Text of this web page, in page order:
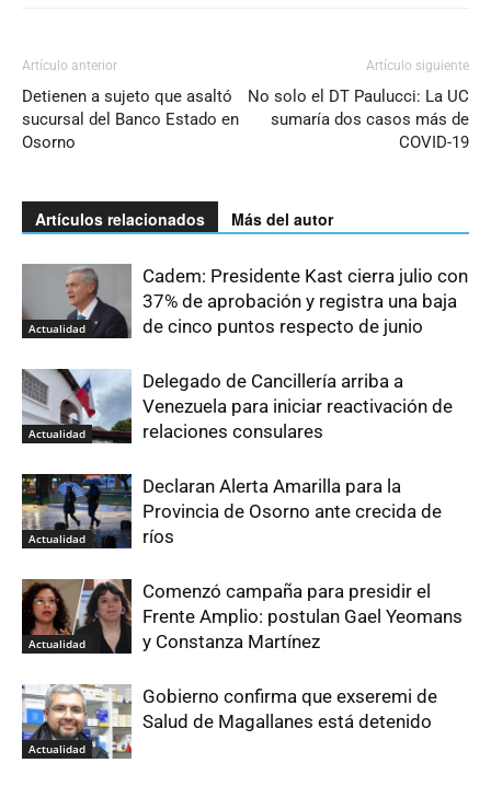
Artículo anterior
Detienen a sujeto que asaltó
sucursal del Banco Estado en
Osorno
Artículo siguiente
No solo el DT Paulucci: La UC
sumaría dos casos más de
COVID-19
Artículos relacionados Más del autor
Actualidad
Cadem: Presidente Kast cierra julio con
37% de aprobación y registra una baja
de cinco puntos respecto de junio
Actualidad
Delegado de Cancillería arriba a
Venezuela para iniciar reactivación de
relaciones consulares
Actualidad
Declaran Alerta Amarilla para la
Provincia de Osorno ante crecida de
ríos
Actualidad
Comenzó campaña para presidir el
Frente Amplio: postulan Gael Yeomans
y Constanza Martínez
Actualidad
Gobierno confirma que exseremi de
Salud de Magallanes está detenido